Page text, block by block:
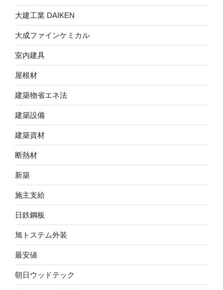
大建工業 DAIKEN
大成ファインケミカル
室内建具
屋根材
建築物省エネ法
建築設備
建築資材
断熱材
新築
施主支給
日鉄鋼板
旭トステム外装
最安値
朝日ウッドテック